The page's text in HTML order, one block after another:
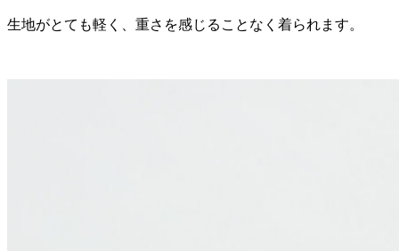
生地がとても軽く、重さを感じることなく着られます。